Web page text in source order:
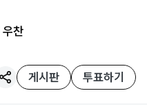
우찬
게시판 투표하기